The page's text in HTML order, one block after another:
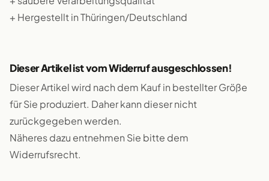
+ Hergestellt in Thüringen/Deutschland
Dieser Artikel ist vom Widerruf ausgeschlossen!
Dieser Artikel wird nach dem Kauf in bestellter Größe
für Sie produziert. Daher kann dieser nicht
zurückgegeben werden.
Näheres dazu entnehmen Sie bitte dem
Widerrufsrecht.